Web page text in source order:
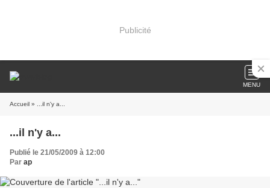
Publicité
MENU
Accueil » ...il n'y a...
...il n'y a...
Publié le 21/05/2009 à 12:00
Par ap